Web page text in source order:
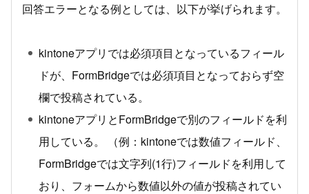
回答エラーとなる例としては、以下が挙げられます。
kintoneアプリでは必須項目となっているフィール
ドが、FormBridgeでは必須項目となっておらず空
欄で投稿されている。
kintoneアプリとFormBridgeで別のフィールドを利
用している。 （例：kintoneでは数値フィールド、
FormBridgeでは文字列(1行)フィールドを利用して
おり、フォームから数値以外の値が投稿されてい